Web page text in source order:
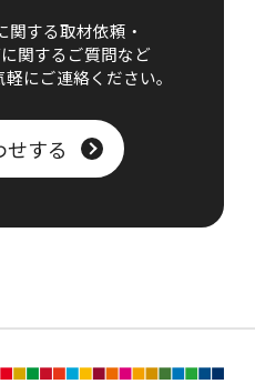
関する取材依頼・
関するご質問など
軽にご連絡ください。
せする